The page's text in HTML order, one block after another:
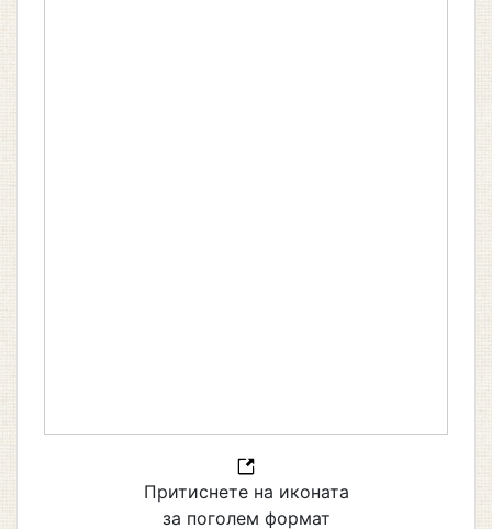
Притиснете на иконата
за поголем формат